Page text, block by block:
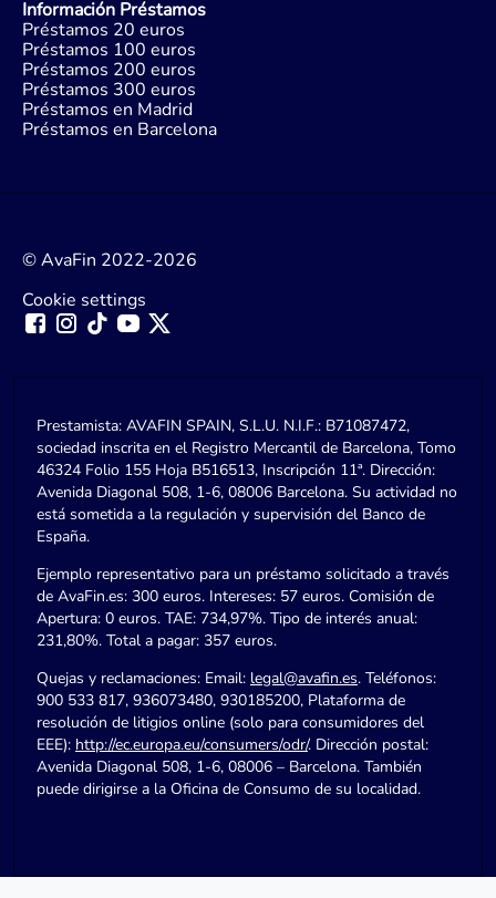
Información Préstamos
Préstamos 20 euros
Préstamos 100 euros
Préstamos 200 euros
Préstamos 300 euros
Préstamos en Madrid
Préstamos en Barcelona
© AvaFin 2022-2026
Cookie settings
Prestamista: AVAFIN SPAIN, S.L.U. N.I.F.: B71087472,
sociedad inscrita en el Registro Mercantil de Barcelona, Tomo
46324 Folio 155 Hoja B516513, Inscripción 11ª. Dirección:
Avenida Diagonal 508, 1-6, 08006 Barcelona. Su actividad no
está sometida a la regulación y supervisión del Banco de
España.
Ejemplo representativo para un préstamo solicitado a través
de AvaFin.es: 300 euros. Intereses: 57 euros. Comisión de
Apertura: 0 euros. TAE: 734,97%. Tipo de interés anual:
231,80%. Total a pagar: 357 euros.
Quejas y reclamaciones: Email: legal@avafin.es. Teléfonos:
900 533 817, 936073480, 930185200, Plataforma de
resolución de litigios online (solo para consumidores del
EEE): http://ec.europa.eu/consumers/odr/. Dirección postal:
Avenida Diagonal 508, 1-6, 08006 – Barcelona. También
puede dirigirse a la Oficina de Consumo de su localidad.